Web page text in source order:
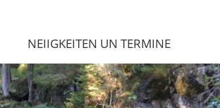
NEIIGKEITEN UN TERMINE